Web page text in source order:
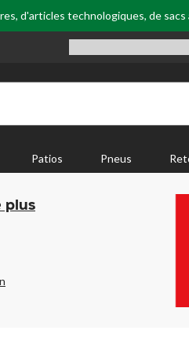
d'articles technologiques, de
Patios Pneus
plus